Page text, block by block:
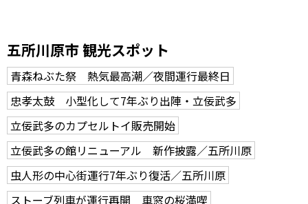
五所川原市 観光スポット
青森ねぶた祭 熱気最高潮／夜間運行最終日
忠孝太鼓 小型化して7年ぶり出陣・立佞武多
立佞武多のカプセルトイ販売開始
立佞武多の館リニューアル 新作披露／五所川原
虫人形の中心街運行7年ぶり復活／五所川原
ストーブ列車が運行再開 車窓の桜満喫